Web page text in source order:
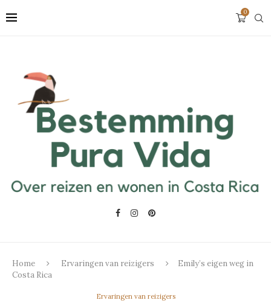
0
Home Ervaringen van reizigers
Emily’s eigen weg in
Costa Rica
Ervaringen van reizigers